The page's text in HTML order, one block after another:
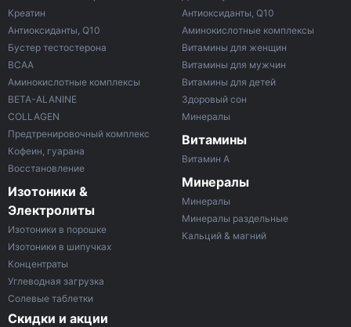
Креатин
Антиоксиданты, Q10
Бустер тестостерона
ВСАА
Аминокислотные комплексы
BETA-ALANINE
COLLAGEN
Предтренировочный комплекс
Кофеин, гуарана
Восстановление
Изотоники &
Электролиты
Изотоники в порошке
Изотоники в шипучках
Концентраты
Углеводная загрузка
Солевые таблетки
Антиоксиданты, Q10
Аминокислотные комплексы
Витамины для женщин
Витамины для мужчин
Витамины для детей
Здоровый сон
Минералы
Витамины
Витамин A
Минералы
Минералы
Минералы раздельные
Кальций & магний
Скидки и акции